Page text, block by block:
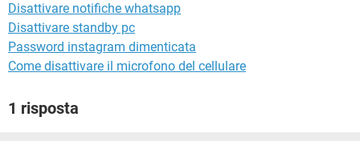
Disattivare notifiche whatsapp
Disattivare standby pc
Password instagram dimenticata
Come disattivare il microfono del cellulare
1 risposta